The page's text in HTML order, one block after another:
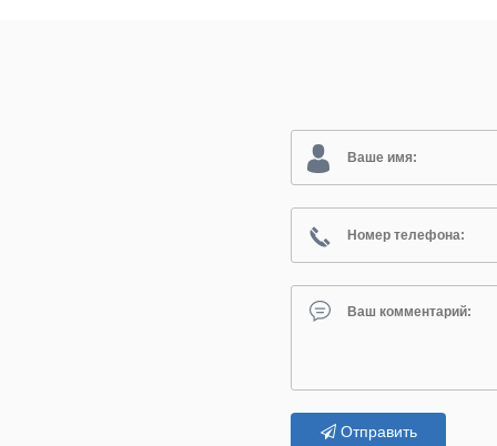
Отправить